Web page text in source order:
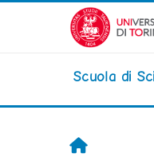
Vai al contenuto principale
Scuola di
Home